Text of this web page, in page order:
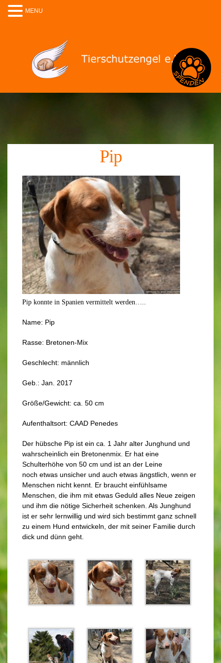
Pip
Pip konnte in Spanien vermittelt werden…..
Name: Pip
Rasse: Bretonen-Mix
Geschlecht: männlich
Geb.: Jan. 2017
Größe/Gewicht: ca. 50 cm
Aufenthaltsort: CAAD Penedes
Der hübsche Pip ist ein ca. 1 Jahr alter Junghund und
wahrscheinlich ein Bretonenmix. Er hat eine
Schulterhöhe von 50 cm und ist an der Leine
noch etwas unsicher und auch etwas ängstlich, wenn er
Menschen nicht kennt. Er braucht einfühlsame
Menschen, die ihm mit etwas Geduld alles Neue zeigen
und ihm die nötige Sicherheit schenken. Als Junghund
ist er sehr lernwillig und wird sich bestimmt ganz schnell
zu einem Hund entwickeln, der mit seiner Familie durch
dick und dünn geht.
MENU